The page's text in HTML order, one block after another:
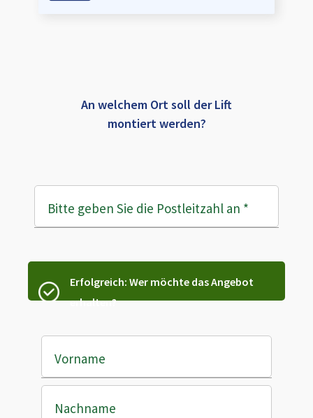
An welchem Ort soll der Lift
montiert werden?
Bitte geben Sie die Postleitzahl an *
Erfolgreich: Wer möchte das Angebot
erhalten?
Vorname
Nachname